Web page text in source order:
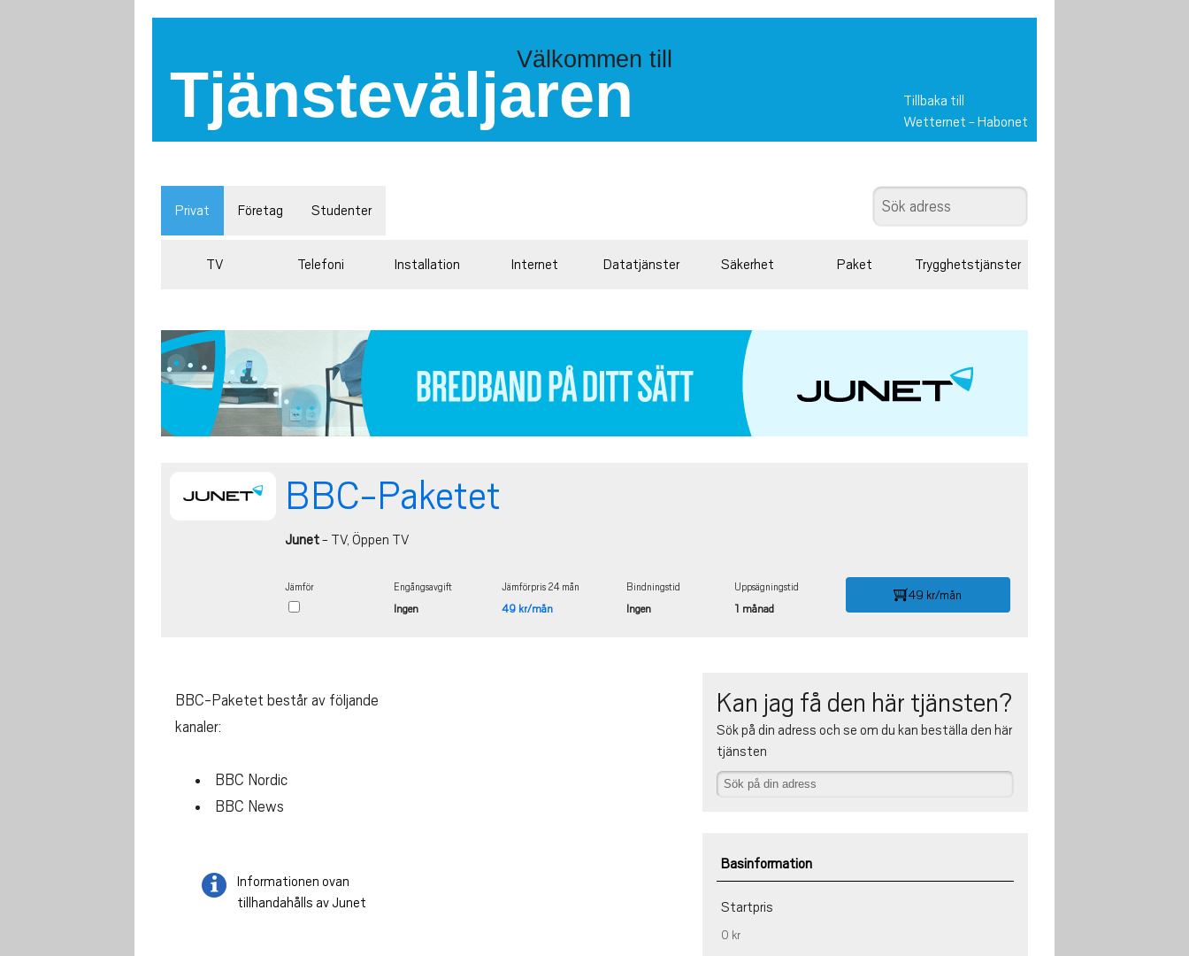
Tillbaka till
Wetternet -Habonet
Välkommen till
Tjänsteväljaren
Privat Företag Studenter
TV Telefoni Installation Internet Datatjänster Säkerhet Paket Trygghetstjänster
BBC-Paketet
Junet- TV, Öppen TV
Jämför Engångsavgift
Ingen
Jämförpris 24 mån
49 kr/mån
Bindningstid
Ingen
Uppsägningstid
1 månad
49 kr/mån
BBC-Paketet består av följande
kanaler:
BBC Nordic
BBC News
Informationen ovan
tillhandahålls av Junet
Kan jag få den här tjänsten?
Sök på din adress och se om du kan beställa den här
tjänsten
Basinformation
Startpris
0 kr